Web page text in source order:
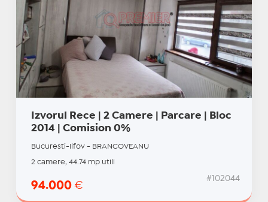
Izvorul Rece | 2 Camere | Parcare | Bloc
2014 | Comision 0%
Bucuresti-Ilfov - BRANCOVEANU
2 camere, 44.74 mp utili
94.000 €
#102044